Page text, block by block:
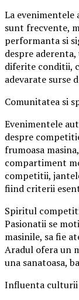
La evenimentele
sunt frecvente,
performanta si
despre
diferite conditii,
adevarate surse
Comunitatea si
Evenimentele
despre
frumoasa
compartiment
competitii,
fiind criterii
Spiritul
Pasionatii se
masinile, sa fie
Aradul ofera un
una sanatoasa,
Influenta